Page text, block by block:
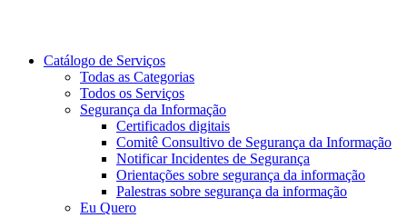
Catálogo de Serviços
Todas as Categorias
Todos os Serviços
Segurança da Informação
Certificados digitais
Comitê Consultivo de Segurança da Informação
Notificar Incidentes de Segurança
Orientações sobre segurança da informação
Palestras sobre segurança da informação
Eu Quero